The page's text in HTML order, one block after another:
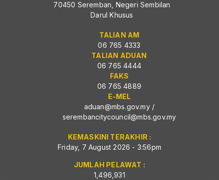
70450 Seremban, Negeri Sembilan
Darul Khusus
TALIAN AM
06 765 4333
TALIAN ADUAN
06 765 4444
FAKS
06 765 4889
E-MEL
aduan@mbs.gov.my/
serembancitycouncil@mbs.gov.my
KEMASKINI TERAKHIR :
Friday, 7 August 2026 - 3:56pm
JUMLAH PELAWAT :
1,496,931